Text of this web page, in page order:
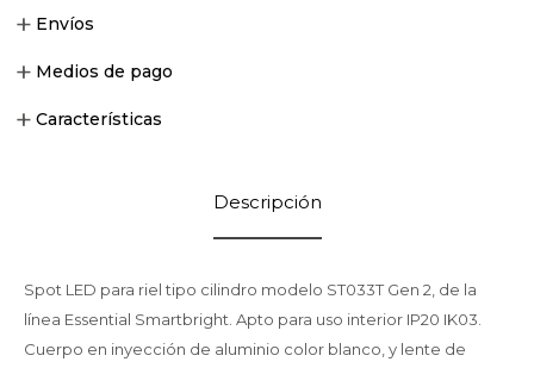
Envíos
Medios de pago
Características
Descripción
Spot LED para riel tipo cilindro modelo ST033T Gen 2, de la
línea Essential Smartbright. Apto para uso interior IP20 IK03.
Cuerpo en inyección de aluminio color blanco, y lente de